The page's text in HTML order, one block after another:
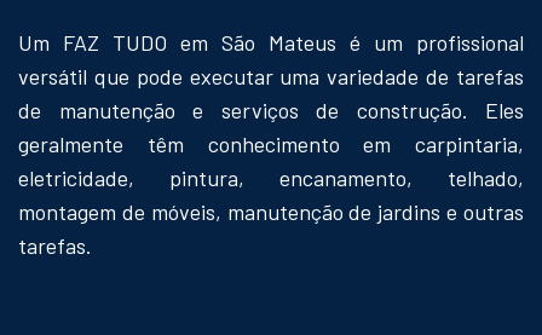
Um FAZ TUDO em São Mateus é um profissional
versátil que pode executar uma variedade de tarefas
de manutenção e serviços de construção. Eles
geralmente têm conhecimento em carpintaria,
eletricidade, pintura, encanamento, telhado,
montagem de móveis, manutenção de jardins e outras
tarefas.